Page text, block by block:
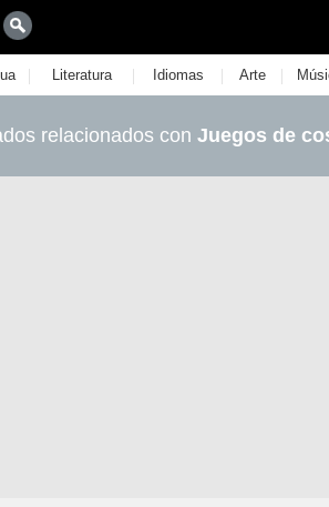
| Literatura | Idiomas | Arte |
relacionados con Juegos de